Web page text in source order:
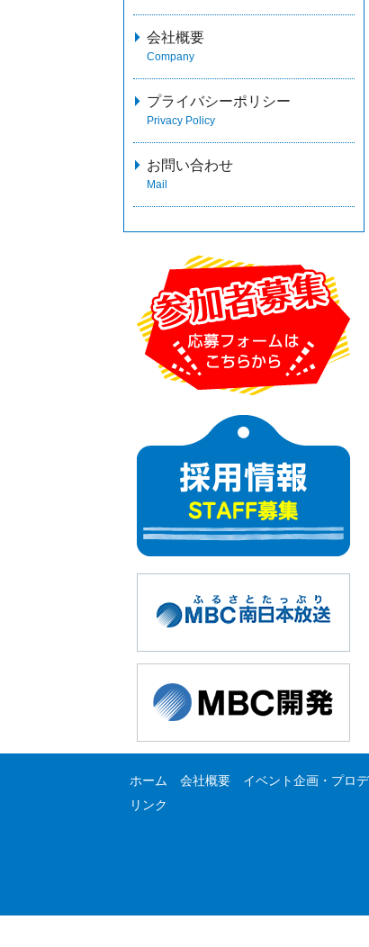
会社概要
Company
プライバシーポリシー
Privacy Policy
お問い合わせ
Mail
ホーム 会社概要 イベント企画・プロ
リンク